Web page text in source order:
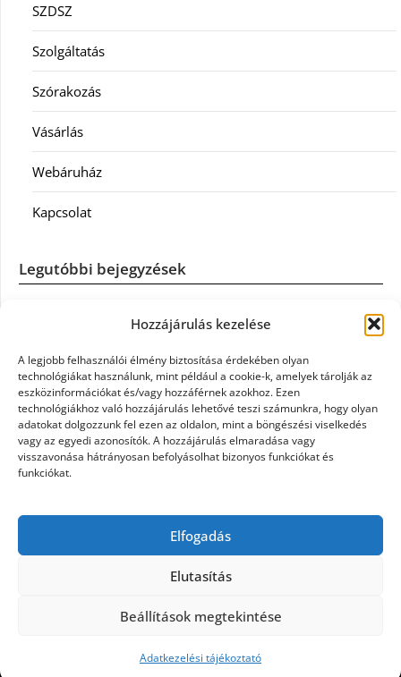
Hozzájárulás kezelése
A legjobb felhasználói élmény biztosítása érdekében olyan
technológiákat használunk, mint például a cookie-k, amelyek tárolják az
eszközinformációkat és/vagy hozzáférnek azokhoz. Ezen
technológiákhoz való hozzájárulás lehetővé teszi számunkra, hogy olyan
adatokat dolgozzunk fel ezen az oldalon, mint a böngészési viselkedés
vagy az egyedi azonosítók. A hozzájárulás elmaradása vagy
visszavonása hátrányosan befolyásolhat bizonyos funkciókat és
funkciókat.
Elfogadás
Elutasítás
Beállítások megtekintése
Adatkezelési tájékoztató
SZDSZ
Szolgáltatás
Szórakozás
Vásárlás
Webáruház
Kapcsolat
Legutóbbi bejegyzések
Casco szélvédőcsere: mikor éri meg a biztosítást igénybe
Könyvelés: mikor érdemes könyvelőt váltani?
Szövetkezeti jog: miért elengedhetetlen a szakszerű jogi
háttér a biztonságos működéshez
Munkajogi ügyvéd: miért nem érdemes várni a jogi
Tüll anyag: elegancia és sokoldalúság a Szakatex
kínálatában
Theme